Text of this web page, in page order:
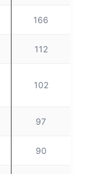
166
112
102
97
90